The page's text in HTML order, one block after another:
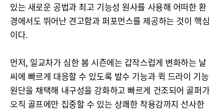
있는 새로운 공법과 최고 기능성 원사를 사용해 어떠한 환
경에서도 뛰어난 견고함과 퍼포먼스를 제공하는 것이 핵심
이다.
먼저, 일교차가 심한 봄 시즌에는 갑작스럽게 변화하는 날
씨에 빠르게 대응할 수 있도록 발수 기능과 퀵 드라이 기능
원단을 채택해 내구성을 강화하고 빠르게 건조되어 골퍼가
오직 골프에만 집중할 수 있는 상쾌한 착용감까지 선사한